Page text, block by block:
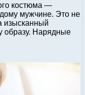
костюма —
мужчине. Это не
изысканный
Нарядные